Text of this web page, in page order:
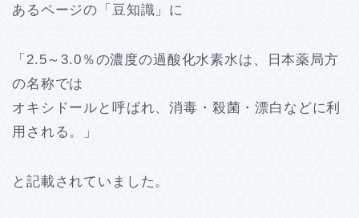
あるページの「豆知識」に
「2.5～3.0％の濃度の過酸化水素水は、日本薬局方
の名称では
オキシドールと呼ばれ、消毒・殺菌・漂白などに利
用される。」
と記載されていました。